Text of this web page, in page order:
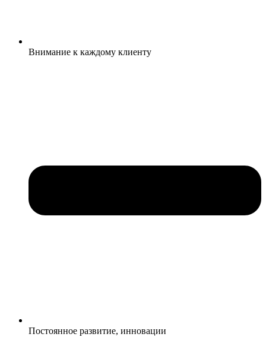
Внимание к каждому клиенту
Постоянное развитие, инновации